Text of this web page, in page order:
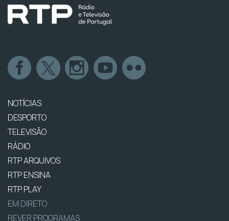
NOTÍCIAS
DESPORTO
TELEVISÃO
RÁDIO
RTP ARQUIVOS
RTP ENSINA
RTP PLAY
EM DIRETO
REVER PROGRAMAS